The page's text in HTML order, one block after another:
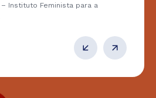
– Instituto Feminista para a